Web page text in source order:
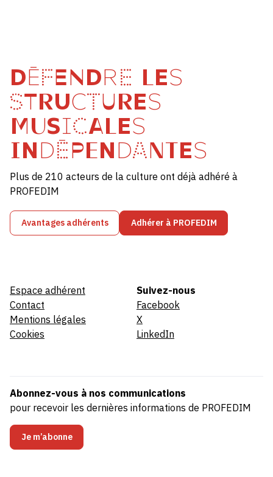
DÉFENDRE LES
STRUCTURES
MUSICALES
INDÉPENDANTES
Plus de 210 acteurs de la culture ont déjà adhéré à
PROFEDIM
Avantages adhérents Adhérer à PROFEDIM
Espace adhérent
Contact
Mentions légales
Cookies
Suivez-nous
Facebook
X
LinkedIn
Abonnez-vous à nos communications
pour recevoir les dernières informations de PROFEDIM
Je m’abonne